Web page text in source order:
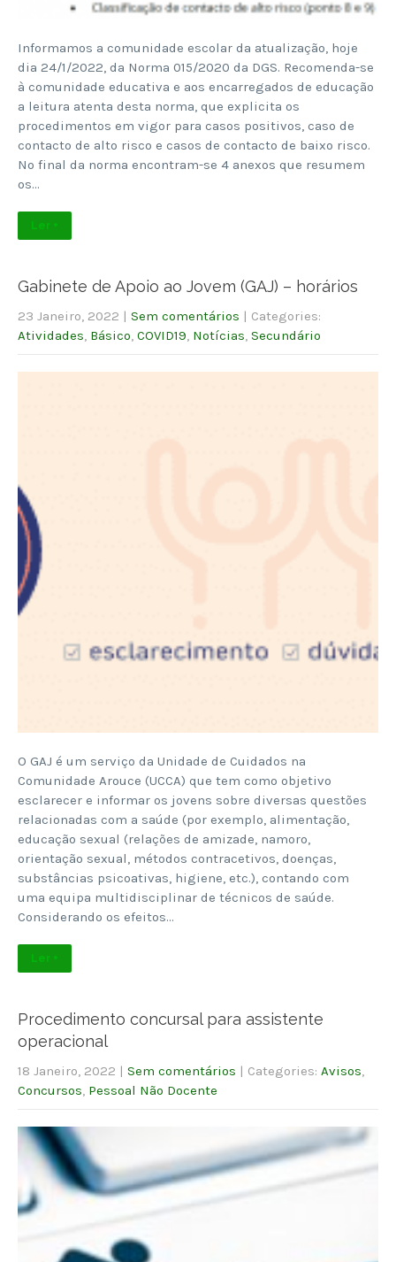
Informamos a comunidade escolar da atualização, hoje
dia 24/1/2022, da Norma 015/2020 da DGS. Recomenda-se
à comunidade educativa e aos encarregados de educação
a leitura atenta desta norma, que explicita os
procedimentos em vigor para casos positivos, caso de
contacto de alto risco e casos de contacto de baixo risco.
No final da norma encontram-se 4 anexos que resumem
os…
Ler +
Gabinete de Apoio ao Jovem (GAJ) – horários
23 Janeiro, 2022 | Sem comentários | Categories:
Atividades Básico COVID19 Notícias Secundário
O GAJ é um serviço da Unidade de Cuidados na
Comunidade Arouce (UCCA) que tem como objetivo
esclarecer e informar os jovens sobre diversas questões
relacionadas com a saúde (por exemplo, alimentação,
educação sexual (relações de amizade, namoro,
orientação sexual, métodos contracetivos, doenças,
substâncias psicoativas, higiene, etc.), contando com
uma equipa multidisciplinar de técnicos de saúde.
Considerando os efeitos…
Ler +
Procedimento concursal para assistente
operacional
18 Janeiro, 2022 | Sem comentários | Categories: Avisos
Concursos Pessoal Não Docente